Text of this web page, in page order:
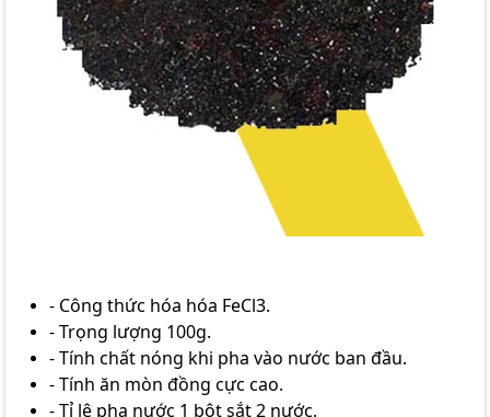
- Công thức hóa hóa FeCl3.
- Trọng lượng 100g.
- Tính chất nóng khi pha vào nước ban đầu.
- Tính ăn mòn đồng cực cao.
- Tỉ lệ pha nước 1 bột sắt 2 nước.